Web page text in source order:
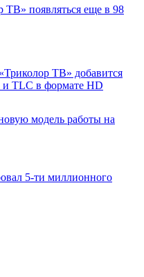
ТВ» появляться еще в 98
ТВ» добавится
и TLC в формате HD
модель работы на
5-ти миллионного